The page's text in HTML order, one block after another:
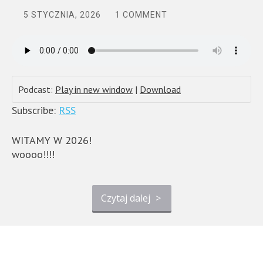
5 STYCZNIA, 2026 1 COMMENT
Podcast: Play in new window | Download
Subscribe: RSS
WITAMY W 2026!
woooo!!!!
Czytaj dalej >